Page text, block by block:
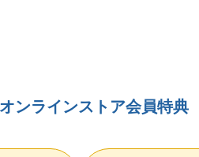
オンラインストア会員特典